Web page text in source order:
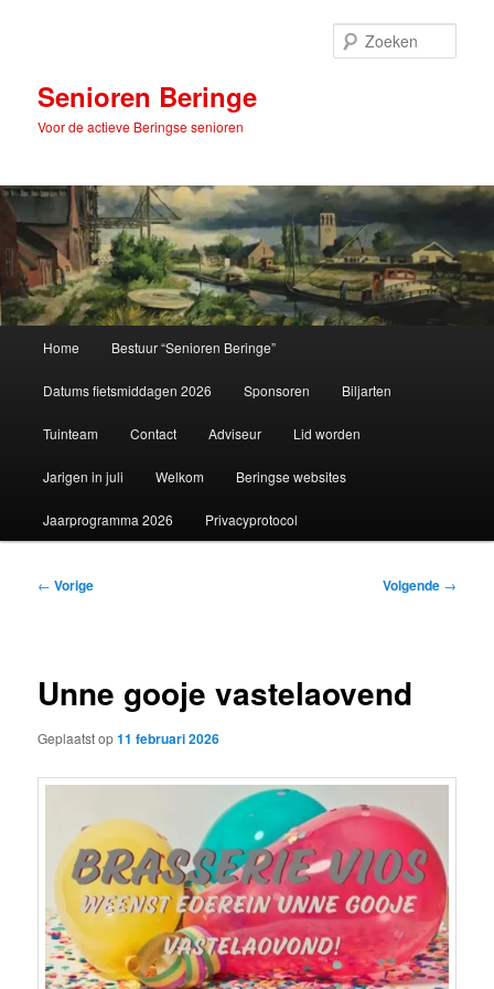
inhoudSenioren Beringe
Voor de actieve Beringse senioren
Home Bestuur “Senioren Beringe”
Datums fietsmiddagen 2026 Sponsoren Biljarten
Tuinteam Contact Adviseur Lid worden
Jarigen in juli Welkom Beringse websites
Jaarprogramma 2026 Privacyprotocol
Bericht
← Vorige Volgende →
Unne gooje vastelaovend
Geplaatst op11 februari 2026